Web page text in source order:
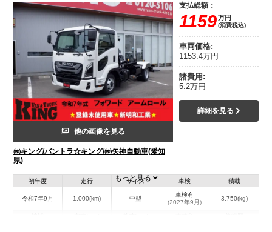
他の画像を見る
㈱キング/バントラ☆キング/㈱矢神自動車(愛知
県)
支払総額：
1159万円
(消費税込)
車両価格:
1153.4万円
諸費用:
5.2万円
詳細を見る
初年度
令和7年9月
走行
1,000(km)
サイズ
中型
車検
車検有
(2027年9月)
積載
3,750(kg)
もっと見る